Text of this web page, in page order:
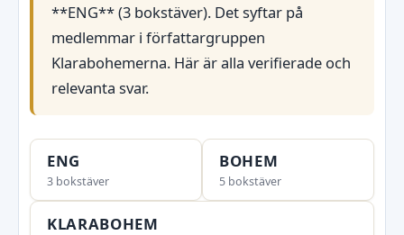
**ENG** (3 bokstäver). Det syftar på
medlemmar i författargruppen
Klarabohemerna. Här är alla verifierade och
relevanta svar.
ENG
3 bokstäver
BOHEM
5 bokstäver
KLARABOHEM